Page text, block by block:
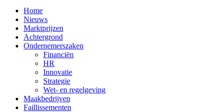
Home
Nieuws
Marktprijzen
Achtergrond
Ondernemerszaken
Financiën
HR
Innovatie
Strategie
Wet- en regelgeving
Maakbedrijven
Faillissementen